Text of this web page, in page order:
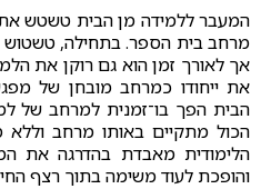
המעבר ללמידה מן הבית טשטש את
מרחב בית הספר. בתחילה, טשטוש
אך לאורך זמן הוא גם רוקן את
את ייחודו כמרחב מובחן של
הבית הפך בו־זמנית למרחב של
הכול מתקיים באותו מרחב וללא
הלימודית מאבדת בהדרגה את
והופכת לעוד משימה בתוך רצף